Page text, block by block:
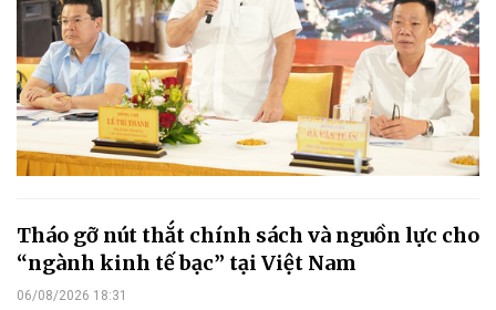
Tháo gỡ nút thắt chính sách và nguồn lực cho
“ngành kinh tế bạc” tại Việt Nam
06/08/2026 18:31